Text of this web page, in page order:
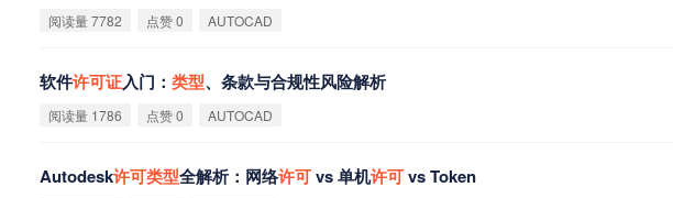
阅读量 7782 点赞 0 AUTOCAD
软件许可证入门： 类型、条款与合规性风险解析
阅读量 1786 点赞 0 AUTOCAD
Autodesk许可类型全解析：网络许可vs 单机许可vs Token